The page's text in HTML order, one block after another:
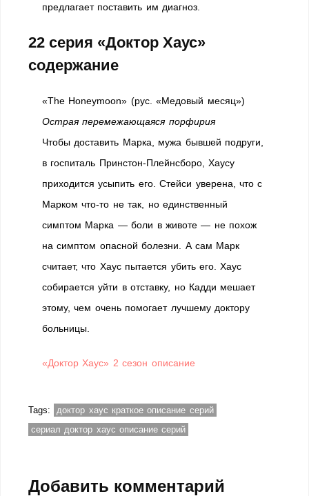
предлагает поставить им диагноз.
22 серия «Доктор Хаус»
содержание
«The Honeymoon» (рус. «Медовый месяц»)
Острая перемежающаяся порфирия
Чтобы доставить Марка, мужа бывшей подруги,
в госпиталь Принстон-Плейнсборо, Хаусу
приходится усыпить его. Стейси уверена, что с
Марком что-то не так, но единственный
симптом Марка — боли в животе — не похож
на симптом опасной болезни. А сам Марк
считает, что Хаус пытается убить его. Хаус
собирается уйти в отставку, но Кадди мешает
этому, чем очень помогает лучшему доктору
больницы.
«Доктор Хаус» 2 сезон описание
Tags:
доктор хаус краткое описание серий
сериал доктор хаус описание серий
Добавить комментарий